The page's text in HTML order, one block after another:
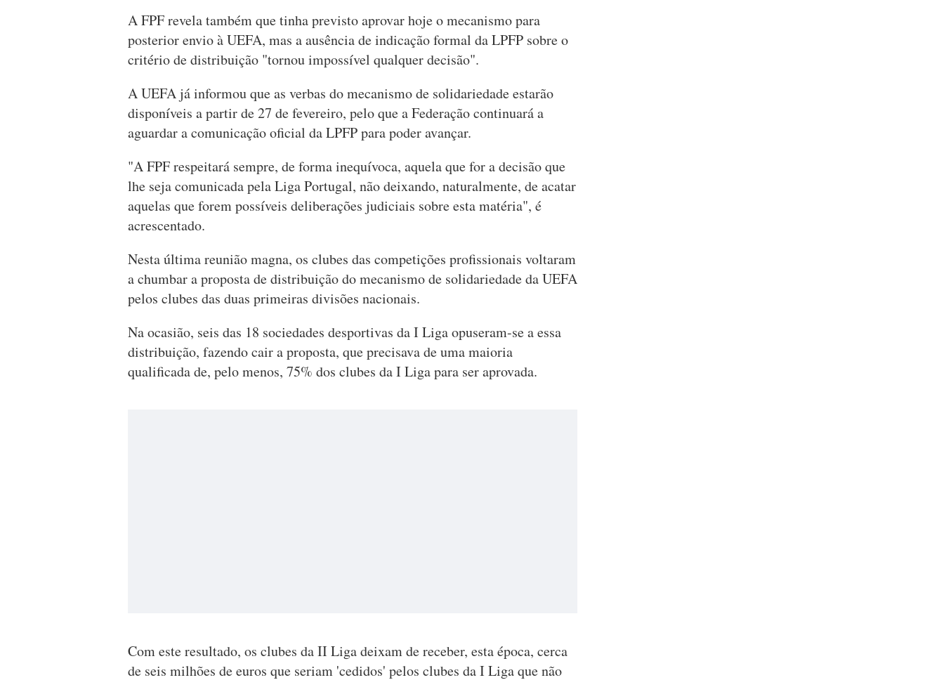
A FPF revela também que tinha previsto aprovar hoje o mecanismo para
posterior envio à UEFA, mas a ausência de indicação formal da LPFP sobre o
critério de distribuição "tornou impossível qualquer decisão".
A UEFA já informou que as verbas do mecanismo de solidariedade estarão
disponíveis a partir de 27 de fevereiro, pelo que a Federação continuará a
aguardar a comunicação oficial da LPFP para poder avançar.
"A FPF respeitará sempre, de forma inequívoca, aquela que for a decisão que
lhe seja comunicada pela Liga Portugal, não deixando, naturalmente, de acatar
aquelas que forem possíveis deliberações judiciais sobre esta matéria", é
acrescentado.
Nesta última reunião magna, os clubes das competições profissionais voltaram
a chumbar a proposta de distribuição do mecanismo de solidariedade da UEFA
pelos clubes das duas primeiras divisões nacionais.
Na ocasião, seis das 18 sociedades desportivas da I Liga opuseram-se a essa
distribuição, fazendo cair a proposta, que precisava de uma maioria
qualificada de, pelo menos, 75% dos clubes da I Liga para ser aprovada.
Com este resultado, os clubes da II Liga deixam de receber, esta época, cerca
de seis milhões de euros que seriam 'cedidos' pelos clubes da I Liga que não